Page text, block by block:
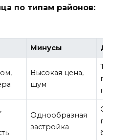
по типам районов:
Минусы
Высокая цена,
шум
Однообразная
застройка